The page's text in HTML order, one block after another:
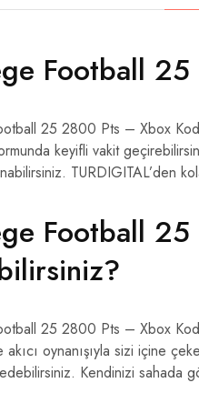
Football 25
25 2800 Pts – Xbox
keyifli vakit
TURDIGITAL’den
Football
25 2800 Pts – Xbox
oynanışıyla sizi içine
Kendinizi sahada